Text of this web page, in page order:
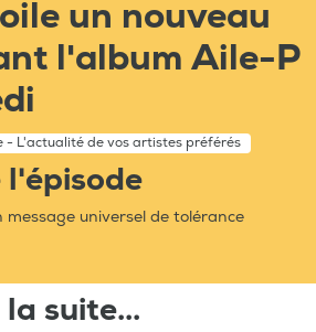
un nouveau
l'album Aile-P
- L'actualité de vos artistes préférés
l'épisode
message universel de tolérance
suite...